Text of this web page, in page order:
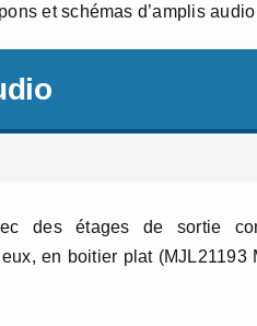
et schémas d’amplis audio
des étages de sortie
en boitier plat (MJL21193